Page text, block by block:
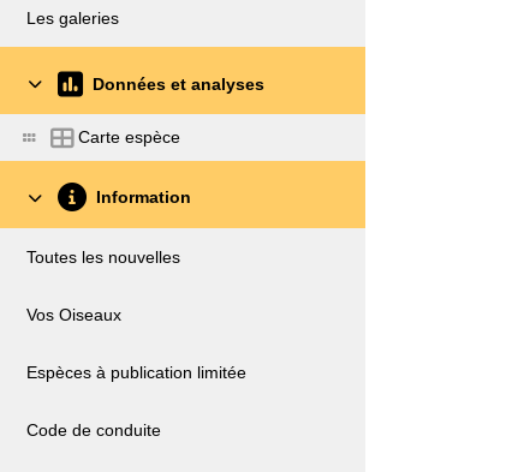
Les galeries
Données et analyses
Carte espèce
Information
Toutes les nouvelles
Vos Oiseaux
Espèces à publication limitée
Code de conduite